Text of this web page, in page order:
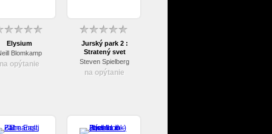
Elysium
Blomkamp
na opýtanie
Jurský park 2 :
Stratený svet
Steven Spielberg
na opýtanie